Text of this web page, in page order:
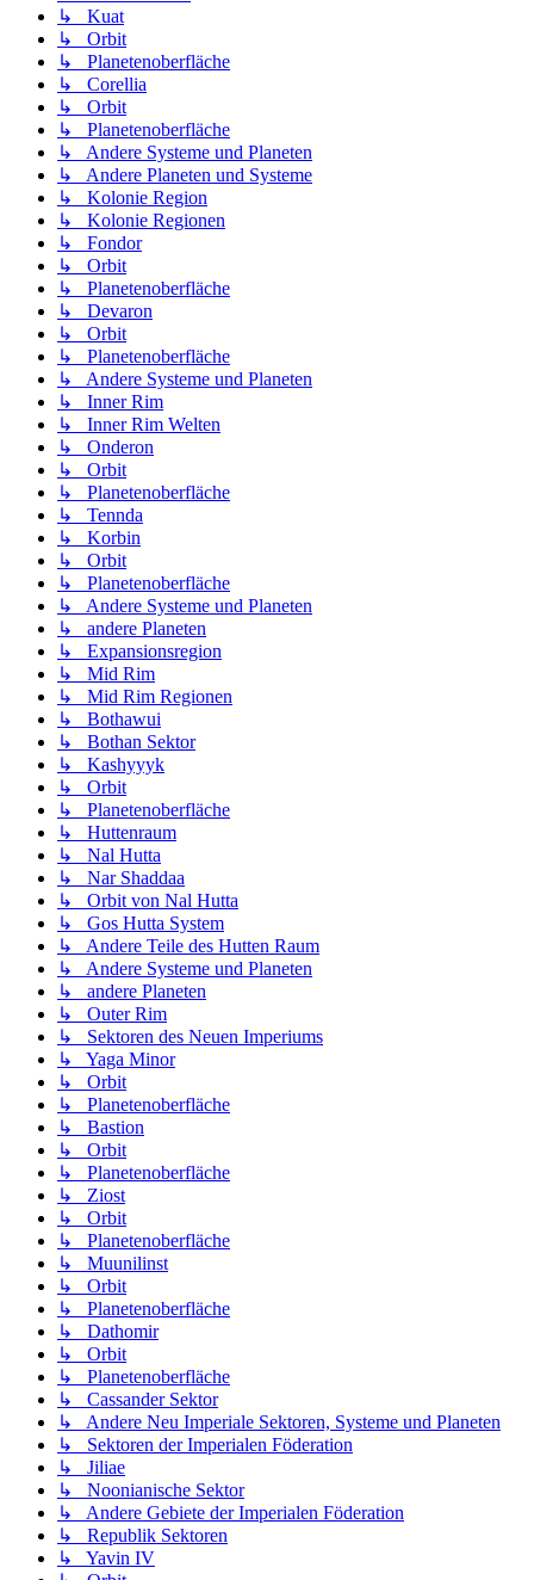
↳ Kuat
↳ Orbit
↳ Planetenoberfläche
↳ Corellia
↳ Orbit
↳ Planetenoberfläche
↳ Andere Systeme und Planeten
↳ Andere Planeten und Systeme
↳ Kolonie Region
↳ Kolonie Regionen
↳ Fondor
↳ Orbit
↳ Planetenoberfläche
↳ Devaron
↳ Orbit
↳ Planetenoberfläche
↳ Andere Systeme und Planeten
↳ Inner Rim
↳ Inner Rim Welten
↳ Onderon
↳ Orbit
↳ Planetenoberfläche
↳ Tennda
↳ Korbin
↳ Orbit
↳ Planetenoberfläche
↳ Andere Systeme und Planeten
↳ andere Planeten
↳ Expansionsregion
↳ Mid Rim
↳ Mid Rim Regionen
↳ Bothawui
↳ Bothan Sektor
↳ Kashyyyk
↳ Orbit
↳ Planetenoberfläche
↳ Huttenraum
↳ Nal Hutta
↳ Nar Shaddaa
↳ Orbit von Nal Hutta
↳ Gos Hutta System
↳ Andere Teile des Hutten Raum
↳ Andere Systeme und Planeten
↳ andere Planeten
↳ Outer Rim
↳ Sektoren des Neuen Imperiums
↳ Yaga Minor
↳ Orbit
↳ Planetenoberfläche
↳ Bastion
↳ Orbit
↳ Planetenoberfläche
↳ Ziost
↳ Orbit
↳ Planetenoberfläche
↳ Muunilinst
↳ Orbit
↳ Planetenoberfläche
↳ Dathomir
↳ Orbit
↳ Planetenoberfläche
↳ Cassander Sektor
↳ Andere Neu Imperiale Sektoren, Systeme und Planeten
↳ Sektoren der Imperialen Föderation
↳ Jiliae
↳ Noonianische Sektor
↳ Andere Gebiete der Imperialen Föderation
↳ Republik Sektoren
↳ Yavin IV